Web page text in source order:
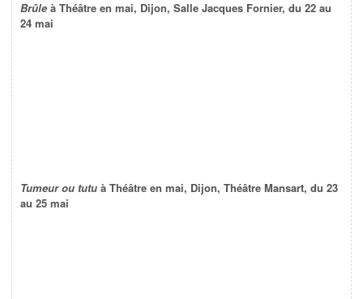
Brûle à Théâtre en mai, Dijon, Salle Jacques Fornier, du 22 au
24 mai
Tumeur ou tutu à Théâtre en mai, Dijon, Théâtre Mansart, du 23
au 25 mai